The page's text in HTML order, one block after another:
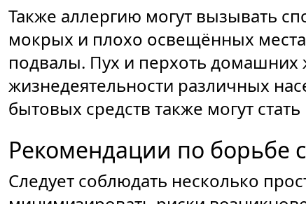
Также аллергию могут вызывать
мокрых и плохо освещённых
подвалы. Пух и перхоть домашних
жизнедеятельности различных
бытовых средств также могут
Рекомендации по борьбе
Следует соблюдать несколько